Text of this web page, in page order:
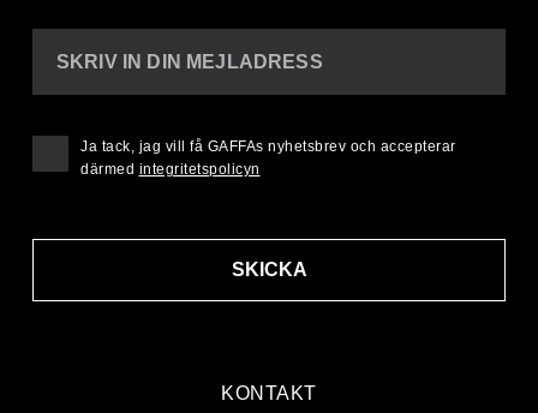
KONTAKT
SKRIV IN DIN MEJLADRESS
SKICKA
Ja tack, jag vill få GAFFAs nyhetsbrev och accepterar
därmed integritetspolicyn